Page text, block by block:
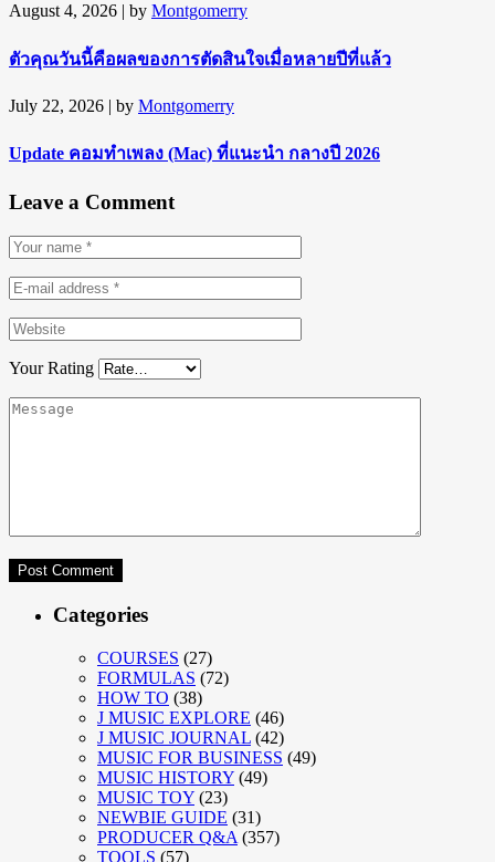
August 4, 2026 | by Montgomerry
ตัวคุณวันนี้คือผลของการตัดสินใจเมื่อหลายปีที่แล้ว
July 22, 2026 | by Montgomerry
Update คอมทำเพลง (Mac) ที่แนะนำ กลางปี 2026
Leave a Comment
Your Rating
Categories
COURSES (27)
FORMULAS (72)
HOW TO (38)
J MUSIC EXPLORE (46)
J MUSIC JOURNAL (42)
MUSIC FOR BUSINESS (49)
MUSIC HISTORY (49)
MUSIC TOY (23)
NEWBIE GUIDE (31)
PRODUCER Q&A (357)
TOOLS (57)